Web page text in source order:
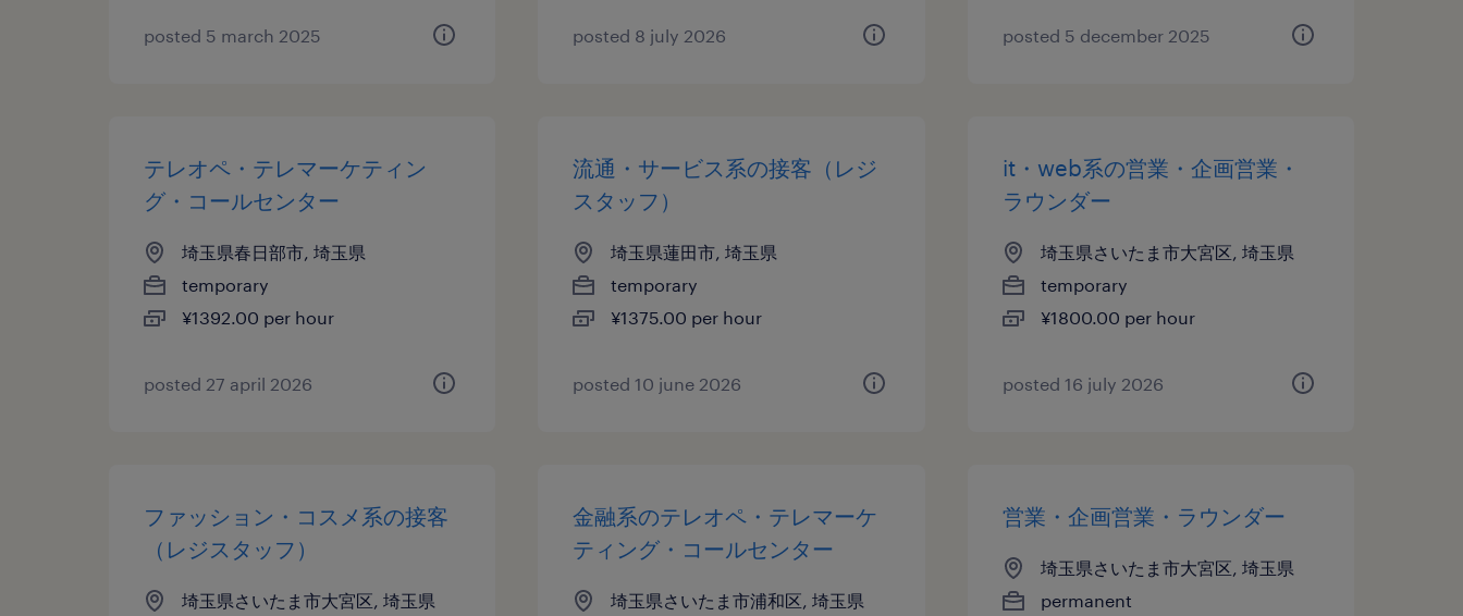
posted 5 march 2025 posted 8 july 2026 posted 5 december 2025
テレオペ・テレマーケティン
グ・コールセンター
埼玉県春日部市, 埼玉県
temporary
¥1392.00 per hour
posted 27 april 2026
流通・サービス系の接客（レジ
スタッフ）
埼玉県蓮田市, 埼玉県
temporary
¥1375.00 per hour
posted 10 june 2026
it・web系の営業・企画営業・
ラウンダー
埼玉県さいたま市大宮区, 埼玉県
temporary
¥1800.00 per hour
posted 16 july 2026
ファッション・コスメ系の接客
（レジスタッフ）
埼玉県さいたま市大宮区, 埼玉県
金融系のテレオペ・テレマーケ
ティング・コールセンター
埼玉県さいたま市浦和区, 埼玉県
営業・企画営業・ラウンダー
埼玉県さいたま市大宮区, 埼玉県
permanent